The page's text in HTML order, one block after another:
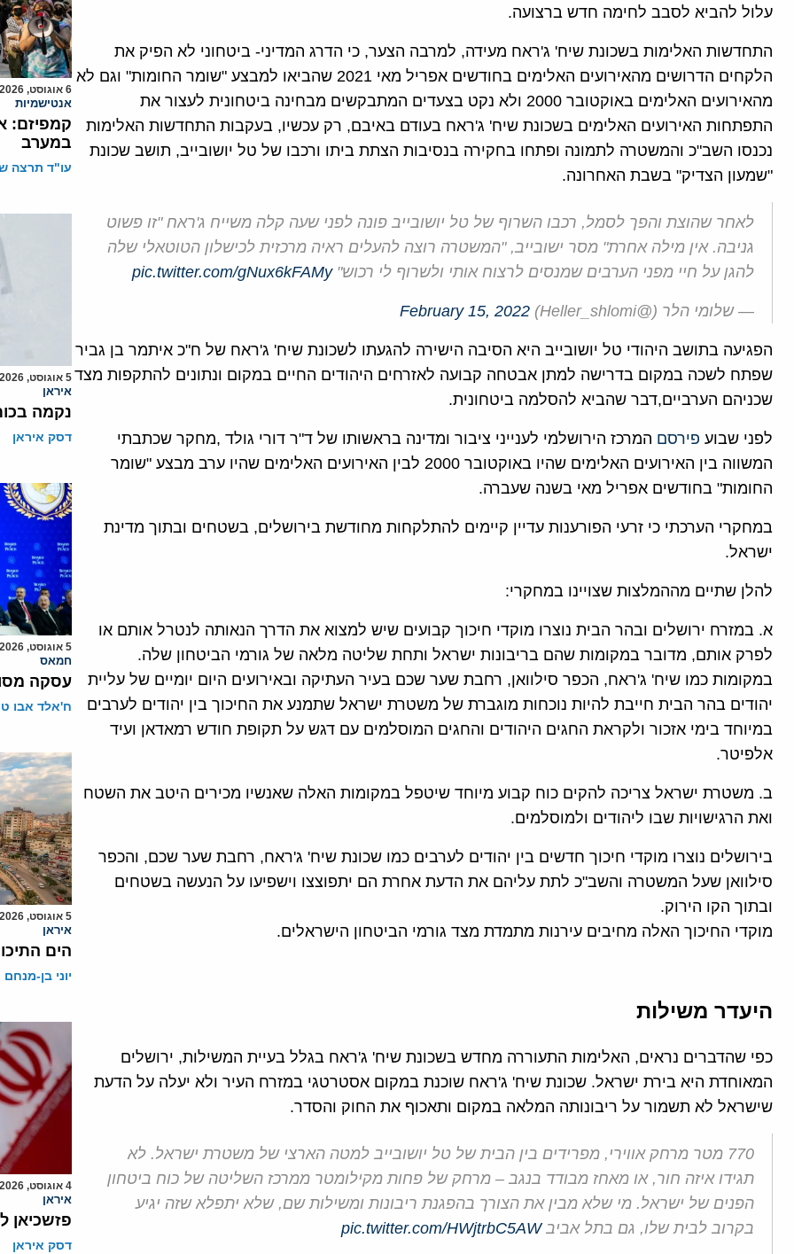
עלול להביא לסבב לחימה חדש ברצועה.
התחדשות האלימות בשכונת שיח' ג'ראח מעידה, למרבה הצער, כי הדרג המדיני- ביטחוני לא הפיק את
הלקחים הדרושים מהאירועים האלימים בחודשים אפריל מאי 2021 שהביאו למבצע "שומר החומות" וגם לא
מהאירועים האלימים באוקטובר 2000 ולא נקט בצעדים המתבקשים מבחינה ביטחונית לעצור את
התפתחות האירועים האלימים בשכונת שיח' ג'ראח בעודם באיבם, רק עכשיו, בעקבות התחדשות האלימות
נכנסו השב"כ והמשטרה לתמונה ופתחו בחקירה בנסיבות הצתת ביתו ורכבו של טל יושובייב, תושב שכונת
"שמעון הצדיק" בשבת האחרונה.
לאחר שהוצת והפך לסמל, רכבו השרוף של טל יושובייב פונה לפני שעה קלה משייח ג'ראח "זו פשוט
גניבה. אין מילה אחרת" מסר ישובייב, "המשטרה רוצה להעלים ראיה מרכזית לכישלון הטוטאלי שלה
להגן על חיי מפני הערבים שמנסים לרצוח אותי ולשרוף לי רכוש"pic.twitter.com/gNux6kFAMy
— שלומי הלר (@Heller_shlomi) February 15, 2022
הפגיעה בתושב היהודי טל יושובייב היא הסיבה הישירה להגעתו לשכונת שיח' ג'ראח של ח"כ איתמר בן גביר
שפתח לשכה במקום בדרישה למתן אבטחה קבועה לאזרחים היהודים החיים במקום ונתונים להתקפות מצד
שכניהם הערביים,דבר שהביא להסלמה ביטחונית.
לפני שבוע פירסם המרכז הירושלמי לענייני ציבור ומדינה בראשותו של ד"ר דורי גולד ,מחקר שכתבתי
המשווה בין האירועים האלימים שהיו באוקטובר 2000 לבין האירועים האלימים שהיו ערב מבצע "שומר
החומות" בחודשים אפריל מאי בשנה שעברה.
במחקרי הערכתי כי זרעי הפורענות עדיין קיימים להתלקחות מחודשת בירושלים, בשטחים ובתוך מדינת
ישראל.
להלן שתיים מההמלצות שצויינו במחקרי:
א. במזרח ירושלים ובהר הבית נוצרו מוקדי חיכוך קבועים שיש למצוא את הדרך הנאותה לנטרל אותם או
לפרק אותם, מדובר במקומות שהם בריבונות ישראל ותחת שליטה מלאה של גורמי הביטחון שלה.
במקומות כמו שיח' ג'ראח, הכפר סילוואן, רחבת שער שכם בעיר העתיקה ובאירועים היום יומיים של עליית
יהודים בהר הבית חייבת להיות נוכחות מוגברת של משטרת ישראל שתמנע את החיכוך בין יהודים לערבים
במיוחד בימי אזכור ולקראת החגים היהודים והחגים המוסלמים עם דגש על תקופת חודש רמאדאן ועיד
אלפיטר.
ב. משטרת ישראל צריכה להקים כוח קבוע מיוחד שיטפל במקומות האלה שאנשיו מכירים היטב את השטח
ואת הרגישויות שבו ליהודים ולמוסלמים.
בירושלים נוצרו מוקדי חיכוך חדשים בין יהודים לערבים כמו שכונת שיח' ג'ראח, רחבת שער שכם, והכפר
סילוואן שעל המשטרה והשב"כ לתת עליהם את הדעת אחרת הם יתפוצצו וישפיעו על הנעשה בשטחים
ובתוך הקו הירוק.
מוקדי החיכוך האלה מחיבים עירנות מתמדת מצד גורמי הביטחון הישראלים.
היעדר משילות
כפי שהדברים נראים, האלימות התעוררה מחדש בשכונת שיח' ג'ראח בגלל בעיית המשילות, ירושלים
המאוחדת היא בירת ישראל. שכונת שיח' ג'ראח שוכנת במקום אסטרטגי במזרח העיר ולא יעלה על הדעת
שישראל לא תשמור על ריבונותה המלאה במקום ותאכוף את החוק והסדר.
770 מטר מרחק אווירי, מפרידים בין הבית של טל יושובייב למטה הארצי של משטרת ישראל. לא
תגידו איזה חור, או מאחז מבודד בנגב – מרחק של פחות מקילומטר ממרכז השליטה של כוח ביטחון
הפנים של ישראל. מי שלא מבין את הצורך בהפגנת ריבונות ומשילות שם, שלא יתפלא שזה יגיע
בקרוב לבית שלו, גם בתל אביבpic.twitter.com/HWjtrbC5AW
6 אוגוסט, 2026
אנטישמיות
קמפיזם:
במערב
עו"ד תרצה
5 אוגוסט, 2026
איראן
נקמה
דסק איראן
5 אוגוסט, 2026
חמאס
עסקה
ח'אלד אבו
5 אוגוסט, 2026
איראן
הים
יוני בן-מנחם
4 אוגוסט, 2026
איראן
פזשכיאן
דסק איראן